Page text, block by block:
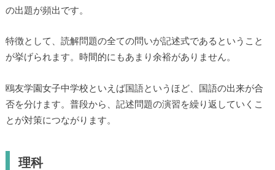
の出題が頻出です。
特徴として、読解問題の全ての問いが記述式であるということ
が挙げられます。時間的にもあまり余裕がありません。
鴎友学園女子中学校といえば国語というほど、国語の出来が合
否を分けます。普段から、記述問題の演習を繰り返していくこ
とが対策につながります。
理科